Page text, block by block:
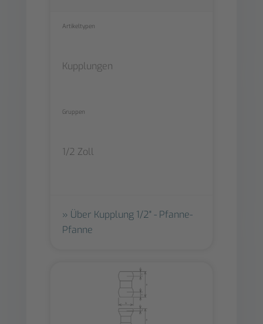
Artikeltypen
Kupplungen
Gruppen
1/2 Zoll
Über Kupplung 1/2" - Pfanne-
Pfanne